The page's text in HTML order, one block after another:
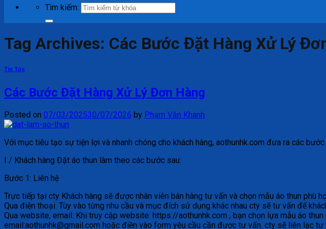
Tìm kiếm:
Tag Archives: Các Bước Đặt Hàng Xử Lý
Tin Tức
Các Bước Đặt Hàng Xử Lý Đơn Hàng
Posted on 07/03/202530/07/2026 by Phạm Văn Khanh
Với mục tiêu tạo sự tiện lợi và nhanh chóng cho khách hàng, aothunhk.com đưa ra các
I / Khách hàng Đặt áo thun làm theo các bước sau:
Bước 1: Liên hệ
Trực tiếp tại cty Khách hàng sẽ được nhân viên bán hàng tư vấn và chọn mẫu áo thun
Qua điện thoại: Tùy vào từng nhu cầu và mục đích sử dụng khác nhau cty sẽ tư vấn để
Qua website, email: Khi truy cập website: https://aothunhk.com , bạn chọn lựa mẫu áo
email:aothunhk@gmail.com hoặc điền vào form yêu cầu cần được tư vấn. cty sẽ liên lạc